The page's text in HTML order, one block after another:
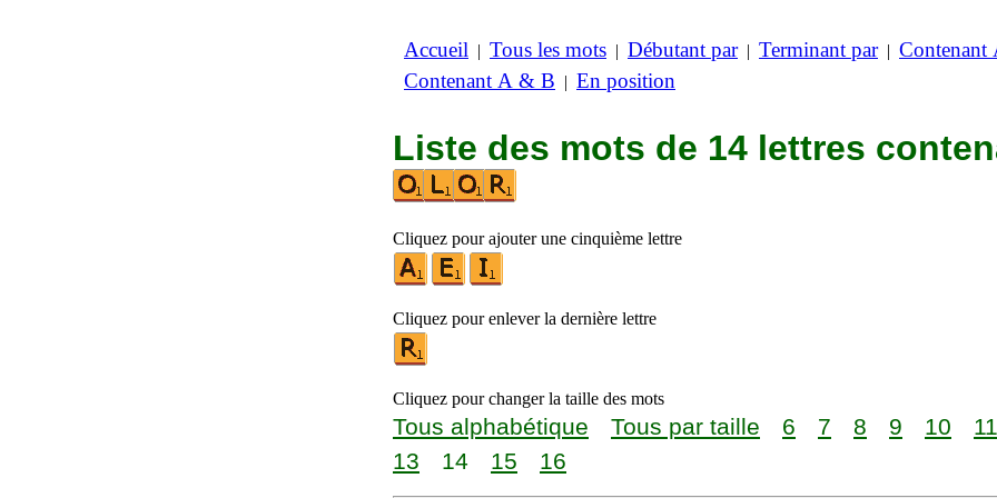
Accueil | Tous les mots | Débutant par| Terminant par| Contenant
Contenant A & B | En position
Liste des mots de 14 lettres
Cliquez pour ajouter une cinquième lettre
Cliquez pour enlever la dernière lettre
Cliquez pour changer la taille des mots
Tous alphabétique Tous par taille 6 7 8 9 10 11
13
14 15 16